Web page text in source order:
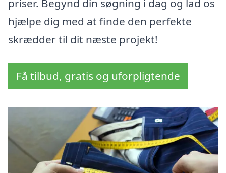
priser. Begynd din søgning i dag og lad os
hjælpe dig med at finde den perfekte
skrædder til dit næste projekt!
Få tilbud, gratis og uforpligtende